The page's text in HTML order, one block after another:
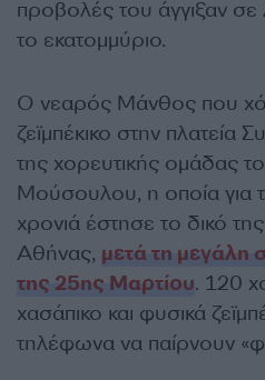
προβολές του άγγιξαν
το εκατομμύριο.
Ο νεαρός Μάνθος που
ζεϊμπέκικο στην πλατεία
της χορευτικής ομάδας
Μούσουλου, η οποία για
χρονιά έστησε το δικό
Αθήνας, μετά τη μεγάλη
της 25ης Μαρτίου. 120
χασάπικο και φυσικά
τηλέφωνα να παίρνουν